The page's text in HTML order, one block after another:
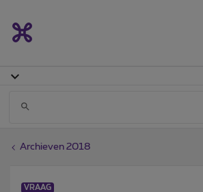
Archieven 2018
VRAAG